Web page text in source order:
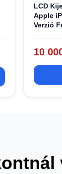
LCD
Apple
Verzió
10